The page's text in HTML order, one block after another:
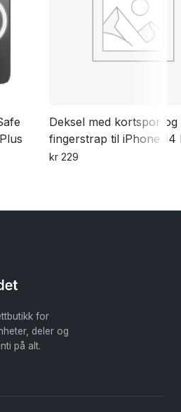
Deksel med kortspor og
fingerstrap til iPhone 14
kr229
har
for
deler og
på alt.